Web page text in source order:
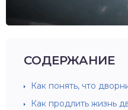
СОДЕРЖАНИЕ
Как понять, что
Как продлить жизнь